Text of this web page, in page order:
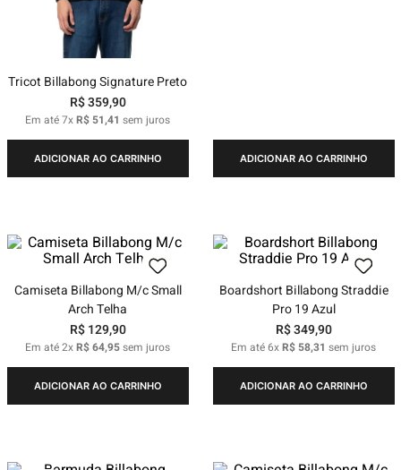
Tricot Billabong Signature Preto
R$359,90
Em até7xR$ 51,41 sem juros
ADICIONAR AO CARRINHO ADICIONAR AO CARRINHO
Camiseta Billabong M/c Small
Arch Telha
R$ 129,90
Em até2xR$64,95sem juros
ADICIONAR AO CARRINHO
Boardshort Billabong Straddie
Pro 19 Azul
R$349,90
Em até6xR$ 58,31 sem juros
ADICIONAR AO CARRINHO